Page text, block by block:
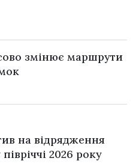
змінює маршрути
на відрядження
2026 року